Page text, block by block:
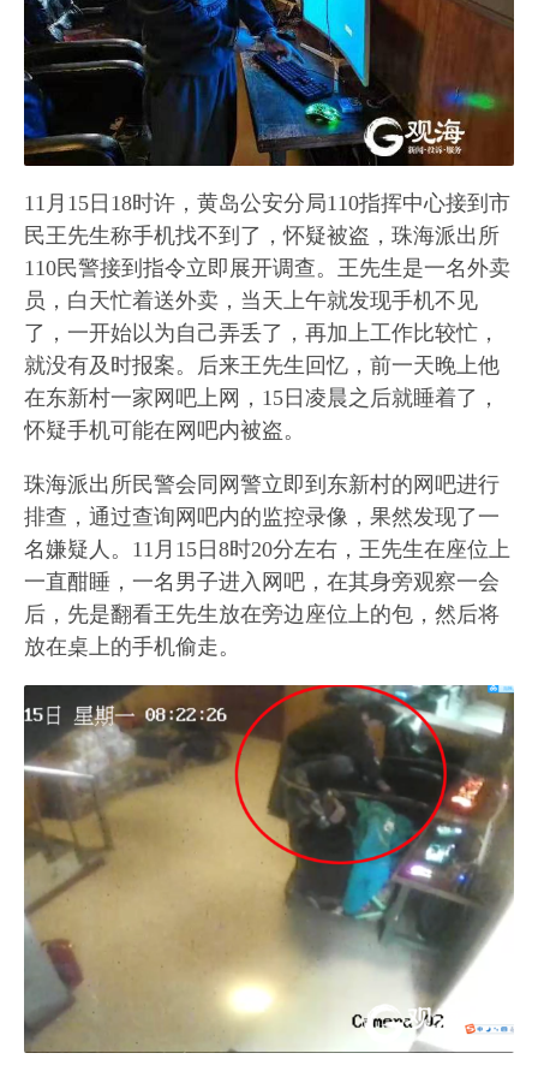
11月15日18时许，黄岛公安分局110指挥中心接到市
民王先生称手机找不到了，怀疑被盗，珠海派出所
110民警接到指令立即展开调查。王先生是一名外卖
员，白天忙着送外卖，当天上午就发现手机不见
了，一开始以为自己弄丢了，再加上工作比较忙，
就没有及时报案。后来王先生回忆，前一天晚上他
在东新村一家网吧上网，15日凌晨之后就睡着了，
怀疑手机可能在网吧内被盗。
珠海派出所民警会同网警立即到东新村的网吧进行
排查，通过查询网吧内的监控录像，果然发现了一
名嫌疑人。11月15日8时20分左右，王先生在座位上
一直酣睡，一名男子进入网吧，在其身旁观察一会
后，先是翻看王先生放在旁边座位上的包，然后将
放在桌上的手机偷走。